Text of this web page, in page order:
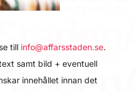
till info@affarsstaden.se.
samt bild + eventuell
innehållet innan det